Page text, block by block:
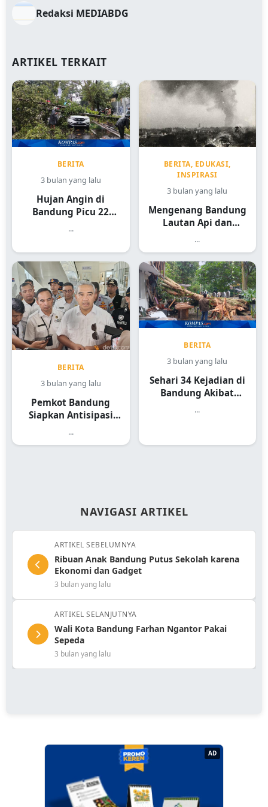
Redaksi MEDIABDG
ARTIKEL TERKAIT
BERITA
3 bulan yang lalu
Hujan Angin di
Bandung Picu 22
...
BERITA, EDUKASI,
INSPIRASI
3 bulan yang lalu
Mengenang Bandung
Lautan Api dan
...
BERITA
3 bulan yang lalu
Pemkot Bandung
Siapkan Antisipasi
...
BERITA
3 bulan yang lalu
Sehari 34 Kejadian di
Bandung Akibat
...
NAVIGASI ARTIKEL
ARTIKEL SEBELUMNYA
Ribuan Anak Bandung Putus Sekolah karena
Ekonomi dan Gadget
3 bulan yang lalu
ARTIKEL SELANJUTNYA
Wali Kota Bandung Farhan Ngantor Pakai
Sepeda
3 bulan yang lalu
AD